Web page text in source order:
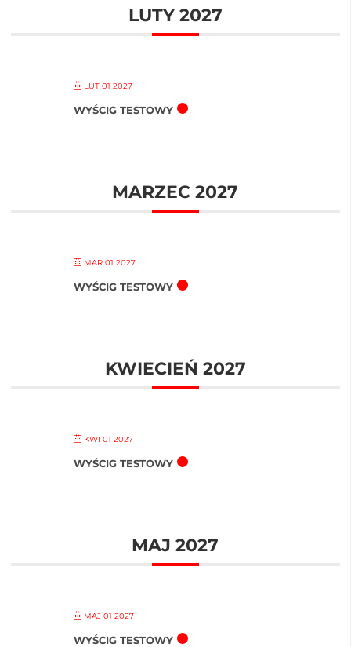
LUTY 2027
LUT 01 2027
WYŚCIG TESTOWY
MARZEC 2027
MAR 01 2027
WYŚCIG TESTOWY
KWIECIEŃ 2027
KWI 01 2027
WYŚCIG TESTOWY
MAJ 2027
MAJ 01 2027
WYŚCIG TESTOWY